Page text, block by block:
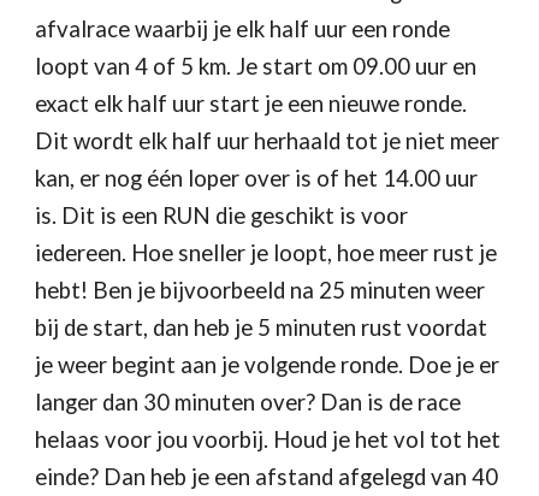
afvalrace waarbij je elk half uur een ronde
loopt van 4 of 5 km. Je start om 09.00 uur en
exact elk half uur start je een nieuwe ronde.
Dit wordt elk half uur herhaald tot je niet meer
kan, er nog één loper over is of het 14.00 uur
is. Dit is een RUN die geschikt is voor
iedereen. Hoe sneller je loopt, hoe meer rust je
hebt! Ben je bijvoorbeeld na 25 minuten weer
bij de start, dan heb je 5 minuten rust voordat
je weer begint aan je volgende ronde. Doe je er
langer dan 30 minuten over? Dan is de race
helaas voor jou voorbij. Houd je het vol tot het
einde? Dan heb je een afstand afgelegd van 40